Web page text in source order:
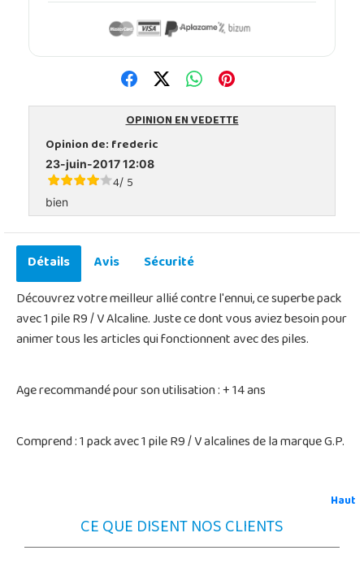
OPINION EN VEDETTE
Opinion de:frederic
23-juin-2017 12:08
4/ 5
bien
Détails Avis
Sécurité
Découvrez votre meilleur allié contre l'ennui, ce superbe pack
avec 1 pile R9 / V Alcaline. Juste ce dont vous aviez besoin pour
animer tous les articles qui fonctionnent avec des piles.
Age recommandé pour son utilisation : + 14 ans
Comprend : 1 pack avec 1 pile R9 / V alcalines de la marque G.P.
Haut
CE QUE DISENT NOS CLIENTS